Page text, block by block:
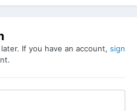
If you have an account, sign